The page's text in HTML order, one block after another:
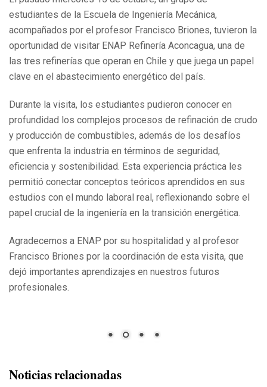
estudiantes de la Escuela de Ingeniería Mecánica,
acompañados por el profesor Francisco Briones, tuvieron la
oportunidad de visitar ENAP Refinería Aconcagua, una de
las tres refinerías que operan en Chile y que juega un papel
clave en el abastecimiento energético del país.
Durante la visita, los estudiantes pudieron conocer en
profundidad los complejos procesos de refinación de crudo
y producción de combustibles, además de los desafíos
que enfrenta la industria en términos de seguridad,
eficiencia y sostenibilidad. Esta experiencia práctica les
permitió conectar conceptos teóricos aprendidos en sus
estudios con el mundo laboral real, reflexionando sobre el
papel crucial de la ingeniería en la transición energética.
Agradecemos a ENAP por su hospitalidad y al profesor
Francisco Briones por la coordinación de esta visita, que
dejó importantes aprendizajes en nuestros futuros
profesionales.
Noticias relacionadas